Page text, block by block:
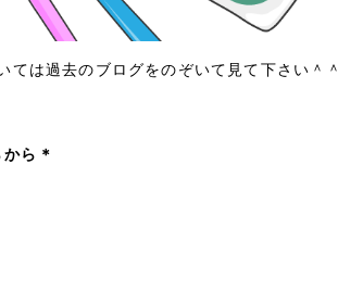
ては過去のブログをのぞいて見て下さい＾＾
ら＊